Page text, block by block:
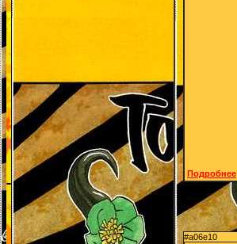
Подробнее
#a06e10